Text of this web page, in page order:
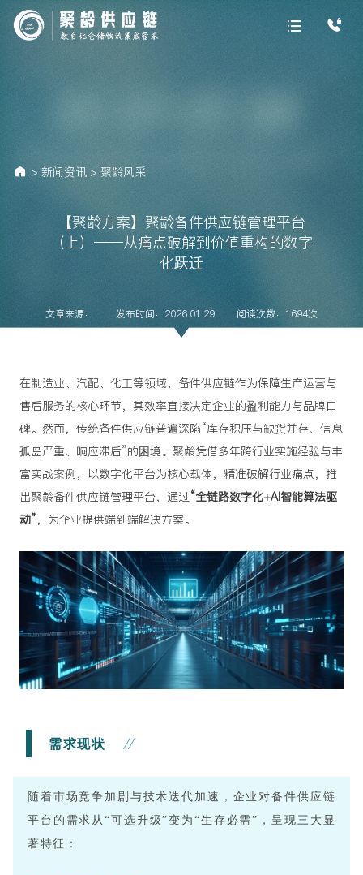
> 新闻资讯 > 聚龄风采
【聚龄方案】聚龄备件供应链管理平台
（上）——从痛点破解到价值重构的数字
化跃迁
文章来源： 发布时间：2026.01.29 阅读次数：1694次
在制造业、汽配、化工等领域，备件供应链作为保障生产运营与
售后服务的核心环节，其效率直接决定企业的盈利能力与品牌口
碑。然而，传统备件供应链普遍深陷“库存积压与缺货并存、信息
孤岛严重、响应滞后”的困境。聚龄凭借多年跨行业实施经验与丰
富实战案例，以数字化平台为核心载体，精准破解行业痛点，推
出聚龄备件供应链管理平台，通过“全链路数字化+AI智能算法驱
动”，为企业提供端到端解决方案。
需求现状
随着市场竞争加剧与技术迭代加速，企业对备件供应链
平台 的需求从“可选升级”变为“生存必需”，呈现三大显
著特征：